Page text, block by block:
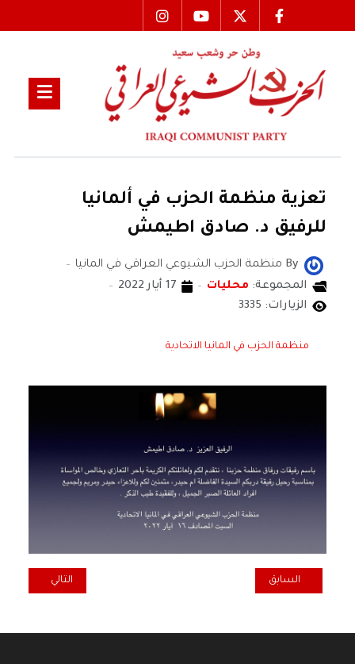
تعزية منظمة الحزب في ألمانيا
للرفيق د. صادق اطيمش
By منظمة الحزب الشيوعي العراقي في المانيا
المجموعة: محليات
17 أيار 2022
الزيارات: 3335
منظمة الحزب في المانيا الاتحادية
المقال السابق: تعازي منظمة الحزب في السويد للرفيقين خالد إبراهيم
السابق المقال التالي:
التالي